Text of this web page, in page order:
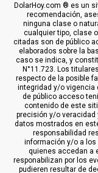
DolarHoy.com ® es un
recomendación,
ninguna clase o
cualquier tipo, clase
citadas son de público
elaborados sobre la
caso se indica, y
N°11.723. Los
respecto de la posible
integridad y/o vigencia
de público acceso
contenido de este
precisión y/o
datos mostrados en
responsabilidad
información y/o a
quienes accedan a
responabilizan por los
pudieren resultar de